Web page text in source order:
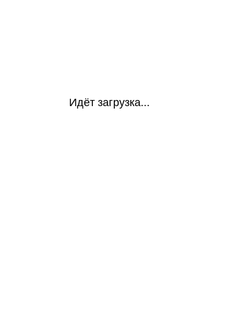
Идёт загрузка...